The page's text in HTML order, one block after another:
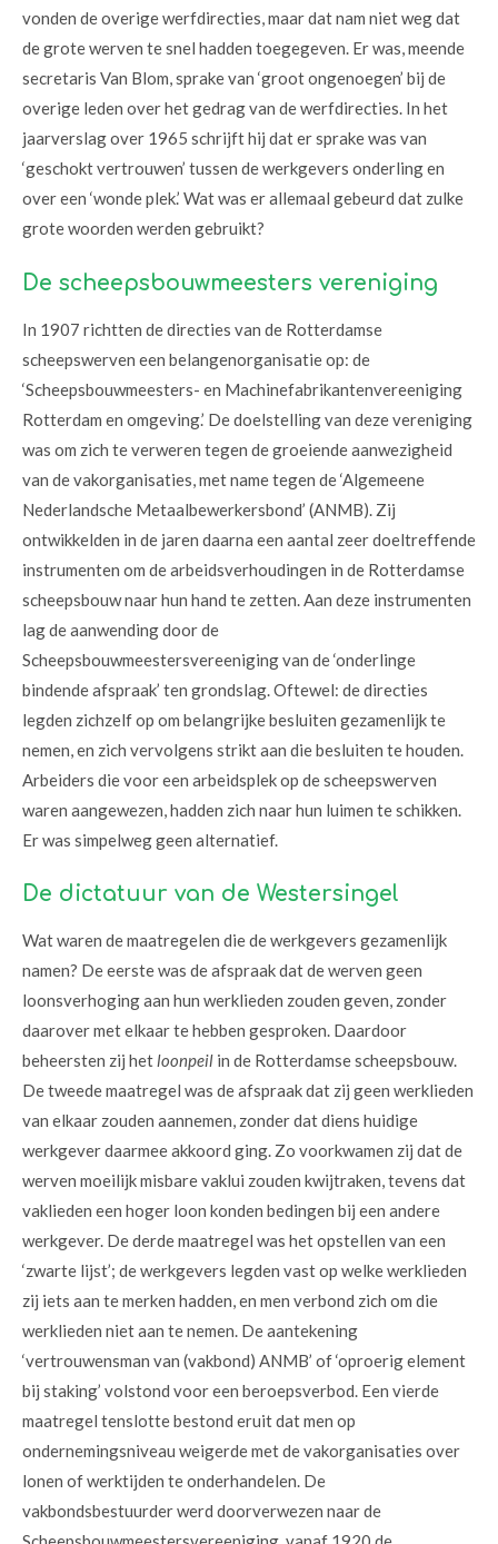
vonden de overige werfdirecties, maar dat nam niet weg dat
de grote werven te snel hadden toegegeven. Er was, meende
secretaris Van Blom, sprake van ‘groot ongenoegen’ bij de
overige leden over het gedrag van de werfdirecties. In het
jaarverslag over 1965 schrijft hij dat er sprake was van
‘geschokt vertrouwen’ tussen de werkgevers onderling en
over een ‘wonde plek.’ Wat was er allemaal gebeurd dat zulke
grote woorden werden gebruikt?
De scheepsbouwmeesters vereniging
In 1907 richtten de directies van de Rotterdamse
scheepswerven een belangenorganisatie op: de
‘Scheepsbouwmeesters- en Machinefabrikantenvereeniging
Rotterdam en omgeving.’ De doelstelling van deze vereniging
was om zich te verweren tegen de groeiende aanwezigheid
van de vakorganisaties, met name tegen de ‘Algemeene
Nederlandsche Metaalbewerkersbond’ (ANMB). Zij
ontwikkelden in de jaren daarna een aantal zeer doeltreffende
instrumenten om de arbeidsverhoudingen in de Rotterdamse
scheepsbouw naar hun hand te zetten. Aan deze instrumenten
lag de aanwending door de
Scheepsbouwmeestersvereeniging van de ‘onderlinge
bindende afspraak’ ten grondslag. Oftewel: de directies
legden zichzelf op om belangrijke besluiten gezamenlijk te
nemen, en zich vervolgens strikt aan die besluiten te houden.
Arbeiders die voor een arbeidsplek op de scheepswerven
waren aangewezen, hadden zich naar hun luimen te schikken.
Er was simpelweg geen alternatief.
De dictatuur van de Westersingel
Wat waren de maatregelen die de werkgevers gezamenlijk
namen? De eerste was de afspraak dat de werven geen
loonsverhoging aan hun werklieden zouden geven, zonder
daarover met elkaar te hebben gesproken. Daardoor
beheersten zij hetloonpeil in de Rotterdamse scheepsbouw.
De tweede maatregel was de afspraak dat zij geen werklieden
van elkaar zouden aannemen, zonder dat diens huidige
werkgever daarmee akkoord ging. Zo voorkwamen zij dat de
werven moeilijk misbare vaklui zouden kwijtraken, tevens dat
vaklieden een hoger loon konden bedingen bij een andere
werkgever. De derde maatregel was het opstellen van een
‘zwarte lijst’; de werkgevers legden vast op welke werklieden
zij iets aan te merken hadden, en men verbond zich om die
werklieden niet aan te nemen. De aantekening
‘vertrouwensman van (vakbond) ANMB’ of ‘oproerig element
bij staking’ volstond voor een beroepsverbod. Een vierde
maatregel tenslotte bestond eruit dat men op
ondernemingsniveau weigerde met de vakorganisaties over
lonen of werktijden te onderhandelen. De
vakbondsbestuurder werd doorverwezen naar de